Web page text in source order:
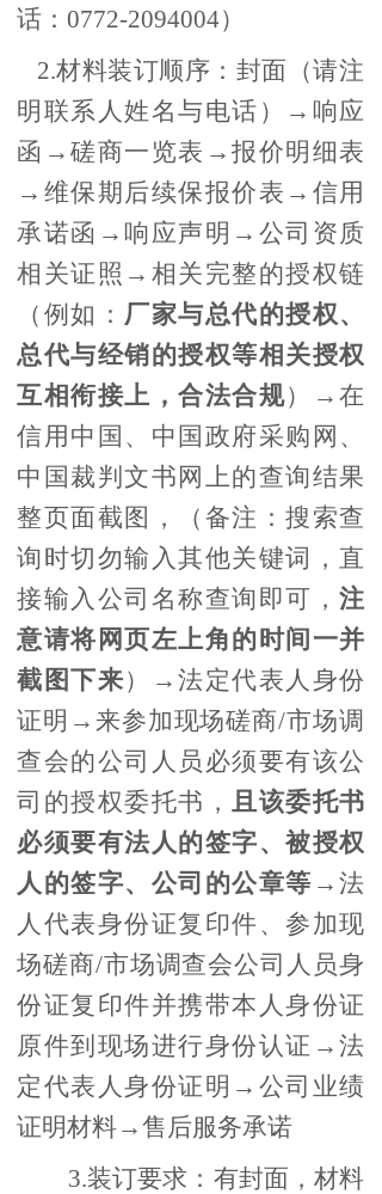
话：0772-2094004）
2.材料装订顺序：封面（请注
明联系人姓名与电话）→响应
函→磋商一览表→报价明细表
→维保期后续保报价表→信用
承诺函→响应声明→公司资质
相关证照→相关完整的授权链
（例如： 厂家与总代的授权、
总代与经销的授权等相关授权
互相衔接上，合法合规）→在
信用中国、中国政府采购网、
中国裁判文书网上的查询结果
整页面截图，（备注：搜索查
询时切勿输入其他关键词，直
接输入公司名称查询即可， 注
意请将网页左上角的时间一并
截图下来）→法定代表人身份
证明→来参加现场磋商/市场调
查会的公司人员必须要有该公
司的授权委托书， 且该委托书
必须要有法人的签字、被授权
人的签字、公司的公章等 →法
人代表身份证复印件、参加现
场磋商/市场调查会公司人员身
份证复印件并携带本人身份证
原件到现场进行身份认证→法
定代表人身份证明→公司业绩
证明材料→售后服务承诺
3.装订要求：有封面，材料